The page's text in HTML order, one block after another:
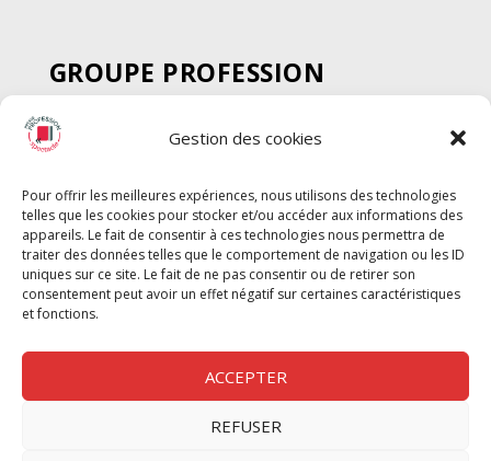
Gestion des cookies
Pour offrir les meilleures expériences, nous utilisons des technologies
telles que les cookies pour stocker et/ou accéder aux informations des
appareils. Le fait de consentir à ces technologies nous permettra de
traiter des données telles que le comportement de navigation ou les ID
uniques sur ce site. Le fait de ne pas consentir ou de retirer son
consentement peut avoir un effet négatif sur certaines caractéristiques
et fonctions.
ACCEPTER
REFUSER
GROUPE PROFESSION
SPECTACLE
Chèque Intermittents
Chèque Compta
Chèque Emploi Spectacle
G-Pods
Profession Audio-visuel